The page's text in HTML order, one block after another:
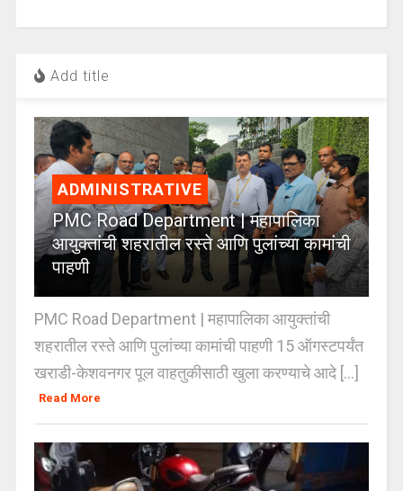
Add title
ADMINISTRATIVE
PMC Road Department | महापालिका
आयुक्तांची शहरातील रस्ते आणि पुलांच्या कामांची
पाहणी
PMC Road Department | महापालिका आयुक्तांची
शहरातील रस्ते आणि पुलांच्या कामांची पाहणी 15 ऑगस्टपर्यंत
खराडी-केशवनगर पूल वाहतुकीसाठी खुला करण्याचे आदे [...]
Read More